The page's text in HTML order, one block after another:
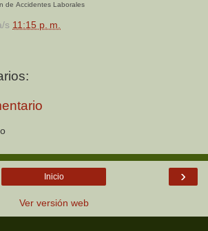
de Accidentes Laborales
s 11:15 p. m.
›
Inicio
Ver versión web